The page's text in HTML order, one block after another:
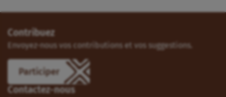
Contribuez
Envoyez-nous vos contributions et vos suggestions.
Participer
Contactez-nous